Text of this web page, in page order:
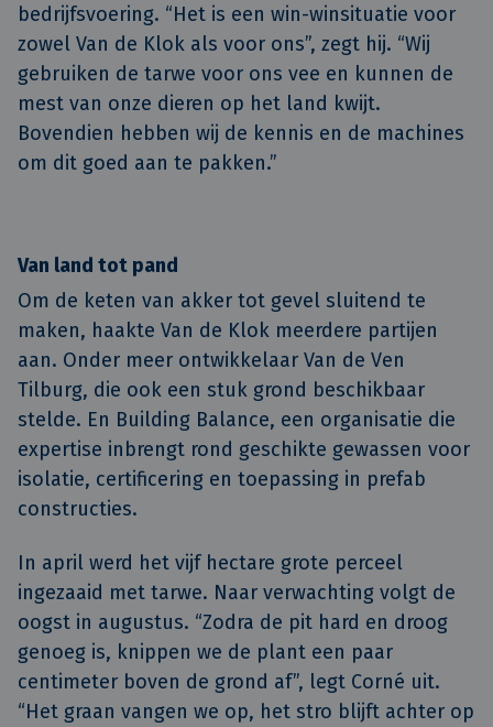
bedrijfsvoering. “Het is een win-winsituatie voor
zowel Van de Klok als voor ons”, zegt hij. “Wij
gebruiken de tarwe voor ons vee en kunnen de
mest van onze dieren op het land kwijt.
Bovendien hebben wij de kennis en de machines
om dit goed aan te pakken.”
Van land tot pand
Om de keten van akker tot gevel sluitend te
maken, haakte Van de Klok meerdere partijen
aan. Onder meer ontwikkelaar Van de Ven
Tilburg, die ook een stuk grond beschikbaar
stelde. En Building Balance, een organisatie die
expertise inbrengt rond geschikte gewassen voor
isolatie, certificering en toepassing in prefab
constructies.
In april werd het vijf hectare grote perceel
ingezaaid met tarwe. Naar verwachting volgt de
oogst in augustus. “Zodra de pit hard en droog
genoeg is, knippen we de plant een paar
centimeter boven de grond af”, legt Corné uit.
“Het graan vangen we op, het stro blijft achter op